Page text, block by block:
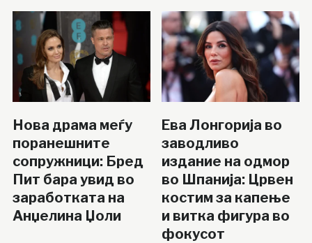
Нова драма меѓу
поранешните
сопружници: Бред
Пит бара увид во
заработката на
Анџелина Џоли
Ева Лонгорија во
заводливо
издание на одмор
во Шпанија: Црвен
костим за капење
и витка фигура во
фокусот